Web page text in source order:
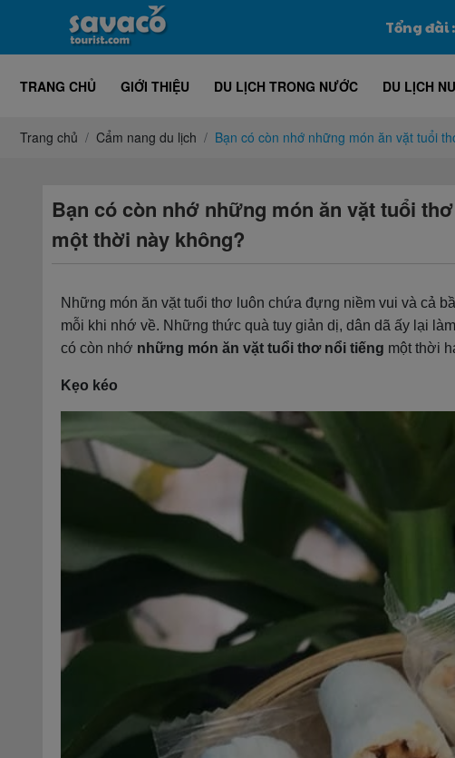
Tổng đài
TRANG CHỦ GIỚI THIỆU DU LỊCH TRONG NƯỚC DU LỊCH
Trang chủ Cẩm nang du lịch Bạn có còn nhớ những món ăn vặt tuổi
Bạn có còn nhớ những món ăn vặt tuổi
một thời này không?
Những món ăn vặt tuổi thơ luôn chứa đựng niềm vui và cả
mỗi khi nhớ về. Những thức quà tuy giản dị, dân dã ấy lại
có còn nhớ những món ăn vặt tuổi thơ nổi tiếng một thời
Kẹo kéo